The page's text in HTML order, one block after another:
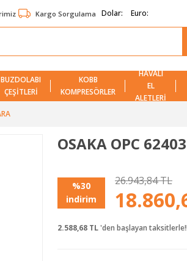
Kargo Sorgulama Dolar: Euro:
BUZDOLABI
ÇEŞİTLERİ
KOBB
KOMPRESÖRLER
HAVALI
EL
ALETLERİ
OSAKA OPC
%30
indirim
26.943,84 TL
2.588,68 TL'den başlayan taksitlerle!!